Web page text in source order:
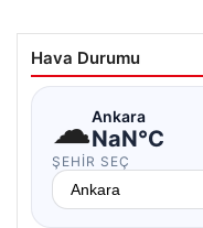
Hava Durumu
☁Ankara
NaN°C
ŞEHIR SEÇ